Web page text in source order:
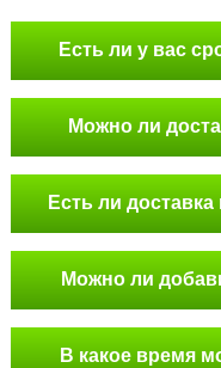
Есть ли у вас
Можно ли
Есть ли
Можно ли
В какое время